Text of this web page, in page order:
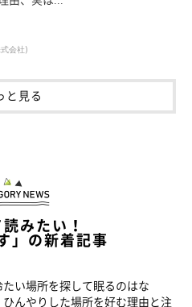
れたら、リードをお
って止まる
会社)
と見る
みたい！
」の新着記事
い場所を探して眠るのはな
んやりした場所を好む理由と注